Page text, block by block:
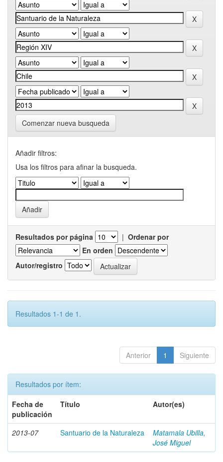
Comenzar nueva busqueda
Añadir filtros:
Usa los filtros para afinar la busqueda.
Resultados por página | Ordenar por
En orden
Autor/registro
Resultados 1-1 de 1.
Anterior 1 Siguiente
Resultados por ítem:
Fecha de
publicación
Título Autor(es)
2013-07 Santuario de la Naturaleza
Matamala Ubilla,
José Miguel